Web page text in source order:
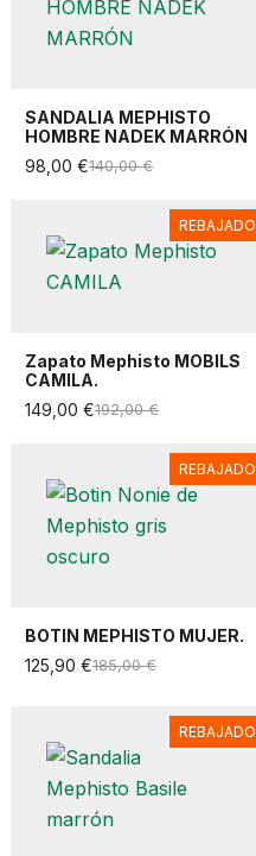
SANDALIA MEPHISTO
HOMBRE NADEK MARRÓN
98,00 €140,00 €
Zapato Mephisto MOBILS
CAMILA.
149,00 €192,00 €
REBAJADO
BOTIN MEPHISTO MUJER.
125,90 €185,00 €
REBAJADO
REBAJADO